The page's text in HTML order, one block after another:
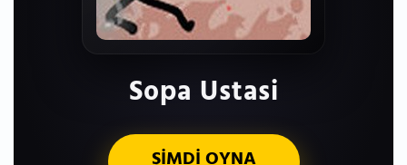
Sopa Ustasi